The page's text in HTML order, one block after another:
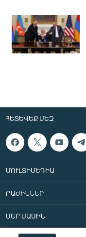
ՀԵՏԵՎԵՔ ՄԵԶ
ՄՈՒԼՏԻՄԵԴԻԱ
ԲԱԺԻՆՆԵՐ
ՄԵՐ ՄԱՍԻՆ